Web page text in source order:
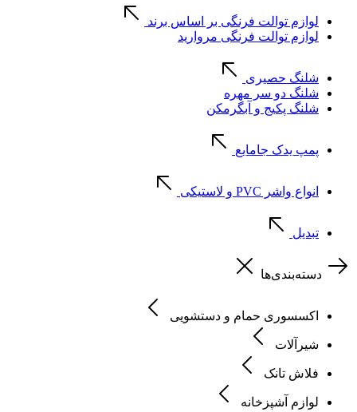
لوازم توالت فرنگی بر اساس برند
لوازم توالت فرنگی مروارید
شلنگ حصیری
شلنگ دو سر مهره
شلنگ پکیج و آبگرمکن
پمپ یدک جامایع
انواع واشر PVC و لاستیکی
تبدیل
دسته‌بندی‌ها
اکسسوری حمام و دستشویی
شیرآلات
فلاش تانک
لوازم آشپزخانه